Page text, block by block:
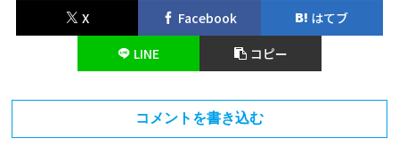
X Facebook
はてブ
LINE
コピー
コメントを書き込む